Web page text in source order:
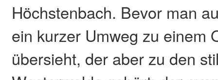
Höchstenbach. Bevor man
ein kurzer Umweg zu einem
übersieht, der aber zu den